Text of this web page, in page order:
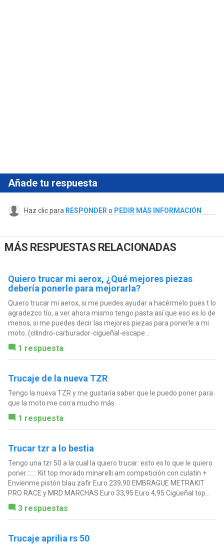
Añade tu respuesta
Haz clic para RESPONDER o PEDIR MÁS INFORMACIÓN
MÁS RESPUESTAS RELACIONADAS
Quiero trucar mi aerox, ¿Qué mejores piezas
debería ponerle para mejorarla?
Quiero trucar mi aerox, si me puedes ayudar a hacérmelo pues t lo
agradezco tío, a ver ahora mismo tengo pasta así que eso es lo de
menos, si me puedes decir las mejores piezas para ponerle a mi
moto..(cilindro-carburador-cigueñal-escape...
1 respuesta
Trucaje de la nueva TZR
Tengo la nueva TZR y me gustaría saber que le puedo poner para
que la moto me corra mucho más.
1 respuesta
Trucar tzr a lo bestia
Tengo una tzr 50 a la cual la quiero trucar: esto es lo que le quiero
poner.:::::: Kit top morado minarelli am competición con culatin +
Envienme pistón blau zafir Euro 239,90 EMBRAGUE METRAKIT
PRO RACE y MRD MARCHAS Euro 33,95 Euro 4,95 Cigüeñal top...
3 respuestas
Trucaje aprilia rs 50